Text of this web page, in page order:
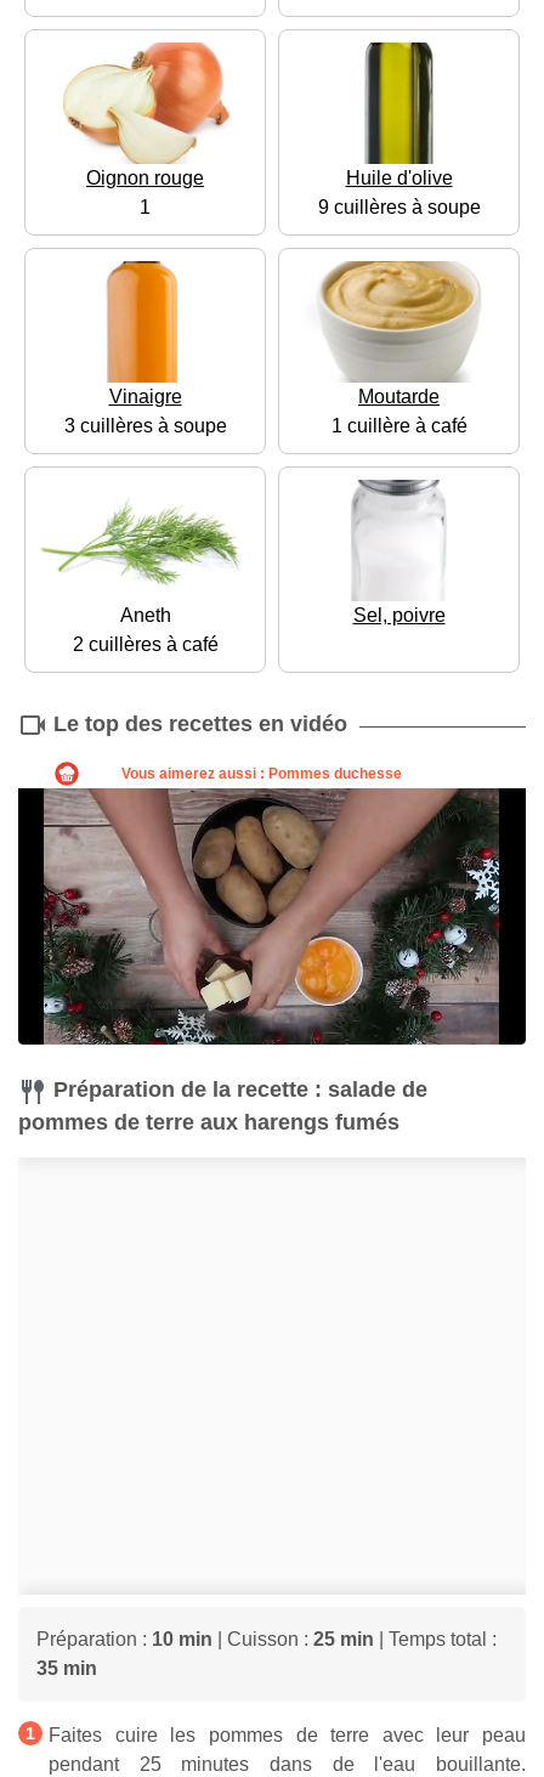
Oignon rouge
1
Huile d'olive
9 cuillères à soupe
Vinaigre
3 cuillères à soupe
Moutarde
1 cuillère à café
Aneth
2 cuillères à café
Sel, poivre
Le top des recettes en vidéo
Préparation de la recette : salade de
pommes de terre aux harengs fumés
Préparation : 10 min | Cuisson : 25 min | Temps total :
35 min
Faites cuire les pommes de terre avec leur peau
pendant 25 minutes dans de l'eau bouillante.